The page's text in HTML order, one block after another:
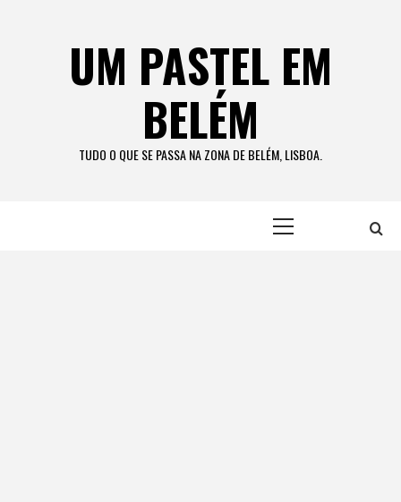
UM PASTEL EM
BELÉM
TUDO O QUE SE PASSA NA ZONA DE BELÉM, LISBOA.